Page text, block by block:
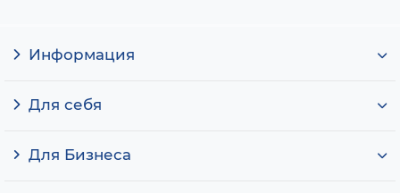
Информация
Для себя
Для Бизнеса